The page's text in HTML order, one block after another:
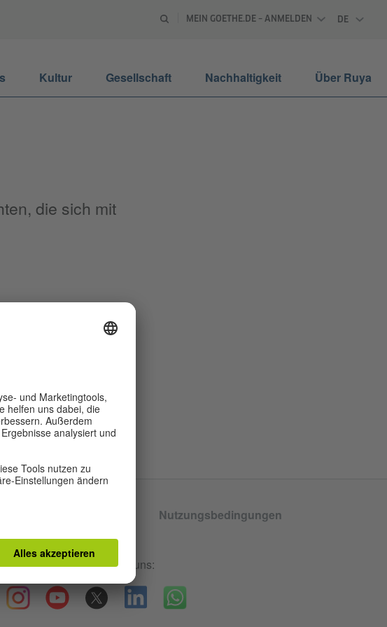
MEIN GOETHE.DE – ANMELDEN
DE
Kultur Gesellschaft Nachhaltigkeit Über Ruya
die sich mit
Nutzungsbedingungen
Freunde werden. Folge uns: